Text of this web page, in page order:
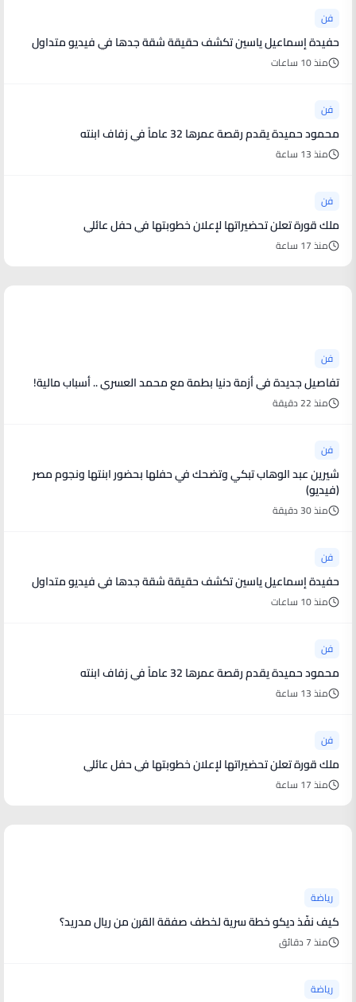
فن
حفيدة إسماعيل ياسين تكشف حقيقة شقة جدها في فيديو متداول
منذ 10 ساعات
فن
محمود حميدة يقدم رقصة عمرها 32 عاماً في زفاف ابنته
منذ 13 ساعة
فن
ملك قورة تعلن تحضيراتها لإعلان خطوبتها في حفل عائلي
منذ 17 ساعة
فن
تفاصيل جديدة في أزمة دنيا بطمة مع محمد العسري .. أسباب مالية!
منذ 22 دقيقة
فن
شيرين عبد الوهاب تبكي وتضحك في حفلها بحضور ابنتها ونجوم مصر
(فيديو)
منذ 30 دقيقة
فن
حفيدة إسماعيل ياسين تكشف حقيقة شقة جدها في فيديو متداول
منذ 10 ساعات
فن
محمود حميدة يقدم رقصة عمرها 32 عاماً في زفاف ابنته
منذ 13 ساعة
فن
ملك قورة تعلن تحضيراتها لإعلان خطوبتها في حفل عائلي
منذ 17 ساعة
رياضة
كيف نفّذ ديكو خطة سرية لخطف صفقة القرن من ريال مدريد؟
منذ 7 دقائق
رياضة